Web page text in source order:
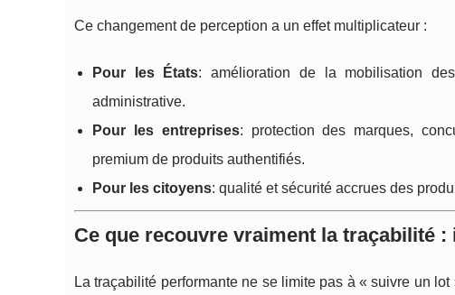
Ce changement de perception a un effet multiplicateur :
Pour les États: amélioration de la mobilisation
administrative.
Pour les entreprises: protection des marques,
premium de produits authentifiés.
Pour les citoyens: qualité et sécurité accrues des
Ce que recouvre vraiment la traçabilité
La traçabilité performante ne se limite pas à « suivre un